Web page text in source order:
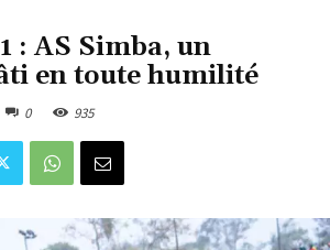
: AS Simba, un
en toute humilité
0 935